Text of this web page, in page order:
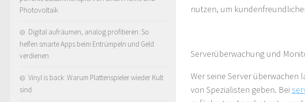
nutzen, um
Serverüberwachung und
Wer seine Server überwachen
von Spezialisten geben. Bei
Photovoltaik
Digital aufräumen, analog profitieren: So
helfen smarte Apps beim Entrümpeln und Geld
verdienen
Vinyl is back: Warum Plattenspieler wieder Kult
sind